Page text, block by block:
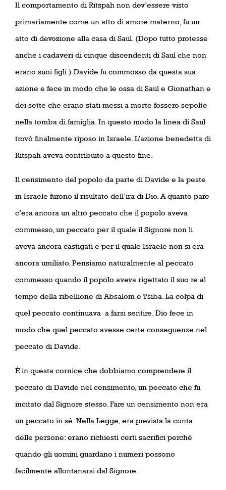
Il comportamento di Ritspah non dev’essere visto
primariamente come un atto di amore materno; fu un
atto di devozione alla casa di Saul. (Dopo tutto protesse
anche i cadaveri di cinque discendenti di Saul che non
erano suoi figli.) Davide fu commosso da questa sua
azione e fece in modo che le ossa di Saul e Gionathan e
dei sette che erano stati messi a morte fossero sepolte
nella tomba di famiglia. In questo modo la linea di Saul
trovò finalmente riposo in Israele. L’azione benedetta di
Ritspah aveva contribuito a questo fine.
Il censimento del popolo da parte di Davide e la peste
in Israele furono il risultato dell’ira di Dio. A quanto pare
c’era ancora un altro peccato che il popolo aveva
commesso, un peccato per il quale il Signore non li
aveva ancora castigati e per il quale Israele non si era
ancora umiliato. Pensiamo naturalmente al peccato
commesso quando il popolo aveva rigettato il suo re al
tempo della ribellione di Absalom e Tsiba. La colpa di
quel peccato continuava a farsi sentire. Dio fece in
modo che quel peccato avesse certe conseguenze nel
peccato di Davide.
È in questa cornice che dobbiamo comprendere il
peccato di Davide nel censimento, un peccato che fu
incitato dal Signore stesso. Fare un censimento non era
un peccato in sé. Nella Legge, era prevista la conta
delle persone: erano richiesti certi sacrifici perché
quando gli uomini guardano i numeri possono
facilmente allontanarsi dal Signore.